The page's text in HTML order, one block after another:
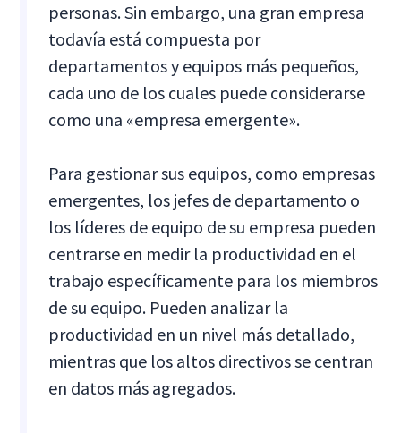
personas. Sin embargo, una gran empresa
todavía está compuesta por
departamentos y equipos más pequeños,
cada uno de los cuales puede considerarse
como una «empresa emergente».
Para gestionar sus equipos, como empresas
emergentes, los jefes de departamento o
los líderes de equipo de su empresa pueden
centrarse en medir la productividad en el
trabajo específicamente para los miembros
de su equipo. Pueden analizar la
productividad en un nivel más detallado,
mientras que los altos directivos se centran
en datos más agregados.